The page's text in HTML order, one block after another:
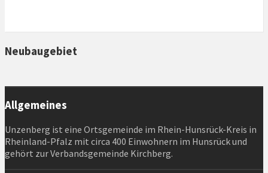
Neubaugebiet
Allgemeines
Unzenberg ist eine Ortsgemeinde im Rhein-Hunsrück-Kreis in
Rheinland-Pfalz mit circa 400 Einwohnern im Hunsrück und
gehört zur Verbandsgemeinde Kirchberg.